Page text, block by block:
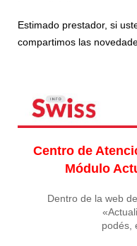
Estimado prestador, si
compartimos las
Centro de
Módulo
Dentro de la web
podés,